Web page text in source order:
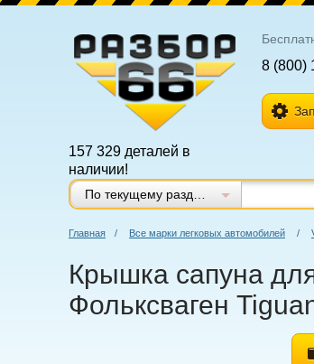
157 329 деталей в
наличии!
8 (800)
Главная / Все марки легковых автомобилей /
Крышка сапуна
Фольксваген